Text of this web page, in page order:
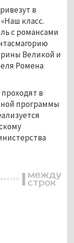
в
класс.
с романсами
Великой и
Ромена
в
программы